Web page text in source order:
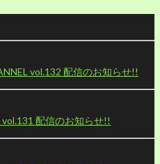
vol.132 配信のお知らせ!!
配信のお知らせ!!